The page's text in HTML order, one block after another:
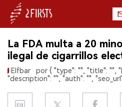
INICIO
EMPRESA
PRODUCTO
La FDA multa a 20
ilegal de cigarrillos
Elfbar
por { "type": "", "title": "",
"description": "", "auth": "",